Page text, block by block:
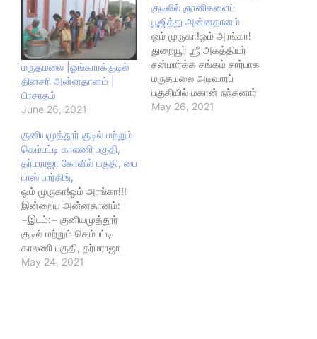
மருதமலை |ஓங்காரக்குடில்
தினசரி அன்னதானம் |
பிரசாதம்
June 26, 2021
குடிலில் ஞானிகளைப்
பூஜித்து அன்னதானம்
ஓம் முருகா!ஓம் அரங்கா!
துறையூர் ஶ்ரீ அகத்தியர்
சன்மார்க்க சங்கம் சார்பாக
மருதமலை அடிவாரப்
பகுதியில் மகான் நந்தனார்
குடிலில் ஞானிகளைப்
May 26, 2021
குனியமுத்தூர் குடில் மற்றும்
கெம்பட்டி காலணி பகுதி,
தர்மராஜா கோவில் பகுதி, பை
பாஸ் பார்கிங்,
ஓம் முருகா!ஓம் அரங்கா!!!
இன்றைய அன்னதானம்:
−இடம்:− குனியமுத்தூர்
குடில் மற்றும் கெம்பட்டி
காலணி பகுதி, தர்மராஜா
கோவில் பகுதி, பை பாஸ்
May 24, 2021